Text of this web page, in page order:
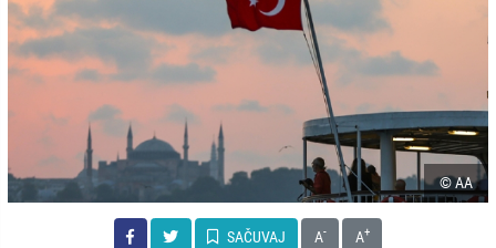
© AA
SAČUVAJ A- A+